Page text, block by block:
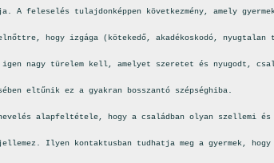
A feleselés tulajdonképpen következmény, amely
hogy izgága (kötekedő, akadékoskodó, nyugtalan
igen nagy türelem kell, amelyet szeretet és nyugodt,
eltűnik ez a gyakran bosszantó szépséghiba.
alapfeltétele, hogy a családban olyan szellemi
Ilyen kontaktusban tudhatja meg a gyermek, hogy